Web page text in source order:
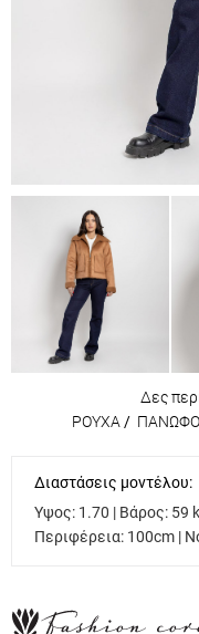
Δες
ΡΟΥΧΑ /
Διαστάσεις μοντέλου:
Υψος: 1.70 | Βάρος: 59
Περιφέρεια: 100cm |